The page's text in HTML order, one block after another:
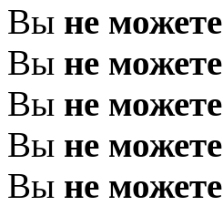
Вы не можете
Вы не можете
Вы не можете
Вы не можете
Вы не можете